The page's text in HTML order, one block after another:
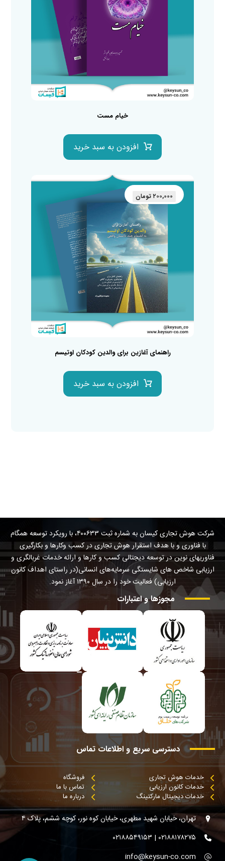
خیام مست
افزودن به سبد خرید
راهنمای آغازین برای والدین کودکان اوتیسم
۲۰۰,۰۰۰ تومان
افزودن به سبد خرید
شرکت هوش تجاری کیسان به شماره ثبت ۴۰۰۶۳۳، با رویکرد توسعه همگام
با فناوری و با هدف استقرار هوش تجاری در کسب وکارها و بکارگیری
فناوریهای نوین در توسعه دیجتالی کسب و کارها و ارائه خدمات غربالگری و
ارزیابی شاخص های شایستگی سرمایه‌های انسانی(در راستای اهداف کانون
ارزیابی) فعالیت خود را در سال ۱۳۹۰ آغاز نمود.
مجوزها و اعتبارات
دسترسی سریع و اطلاعات تماس
خدمات هوش تجاری
خدمات کانون ارزیابی
خدمات دیجیتال مارکتینگ
فروشگاه
تماس با ما
درباره ما
تهران، خیابان شهید مطهری، خیابان کوه نور، کوچه ششم، پلاک ۴
۰۲۱۸۸۱۷۸۲۷۵ | ۰۲۱۸۸۵۴۹۱۵۳
info@keysun-co.com